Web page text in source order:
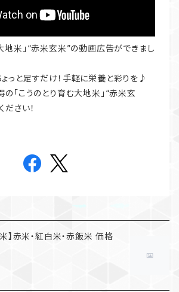
地米」“赤米玄米”の動画広告ができまし
っと足すだけ！手軽に栄養と彩りを♪
「こうのとり育む大地米」“赤米玄
さい！
】赤米・紅白米・赤飯米 価格